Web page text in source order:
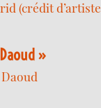
(crédit
»